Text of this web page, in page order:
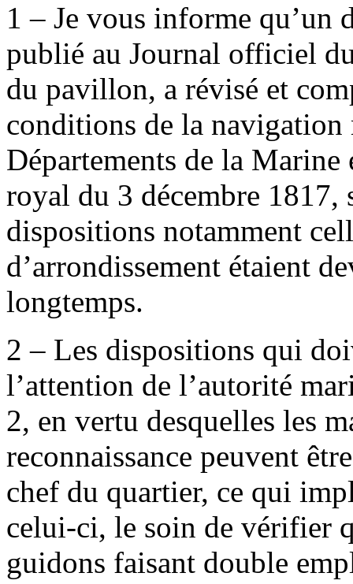
1 – Je vous informe qu’un
publié au Journal officiel
du pavillon, a révisé et
conditions de la navigation
Départements de la
royal du 3 décembre 1817,
dispositions notamment
d’arrondissement étaient
longtemps.
2 – Les dispositions qui
l’attention de l’autorité
2, en vertu desquelles les
reconnaissance peuvent
chef du quartier, ce qui
celui-ci, le soin de vérifier
guidons faisant double